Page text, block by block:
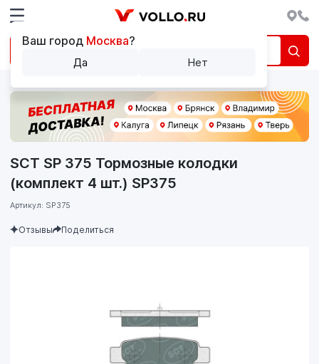
SCT SP 375 Тормозные колодки
(комплект 4 шт.) SP375
Артикул: SP375
Отзывы Поделиться
Ваш город Москва?
Да Нет